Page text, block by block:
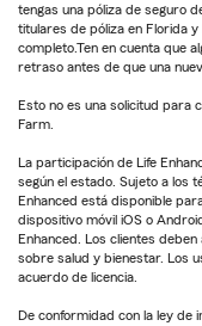
tengas una póliza de seguro
titulares de póliza en Florida
completo.Ten en cuenta que
retraso antes de que una
Esto no es una solicitud
Farm.
La participación de Life
según el estado. Sujeto a los
Enhanced está disponible
dispositivo móvil iOS o
Enhanced. Los clientes
sobre salud y bienestar. Los
acuerdo de licencia.
De conformidad con la ley